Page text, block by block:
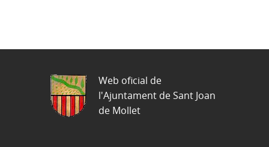
Web oficial de
l'Ajuntament de Sant Joan
de Mollet